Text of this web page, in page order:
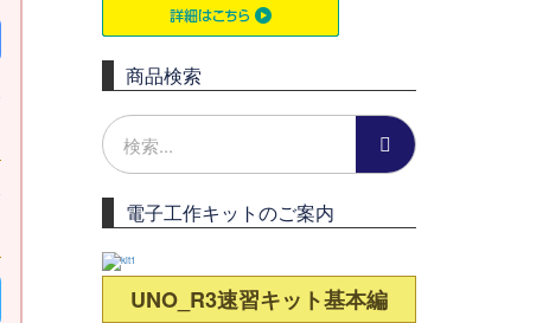
商品検索
電子工作キットのご案内
UNO_R3速習キット基本編